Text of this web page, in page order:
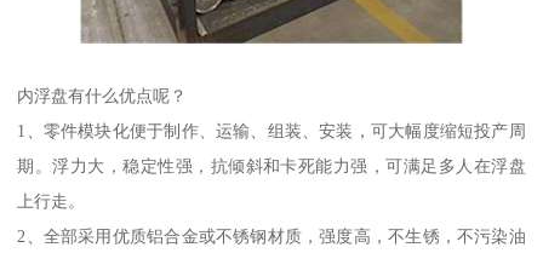
内浮盘有什么优点呢？
1、零件模块化便于制作、运输、组装、安装，可大幅度缩短投产周
期。浮力大，稳定性强，抗倾斜和卡死能力强，可满足多人在浮盘
上行走。
2、全部采用优质铝合金或不锈钢材质，强度高，不生锈，不污染油